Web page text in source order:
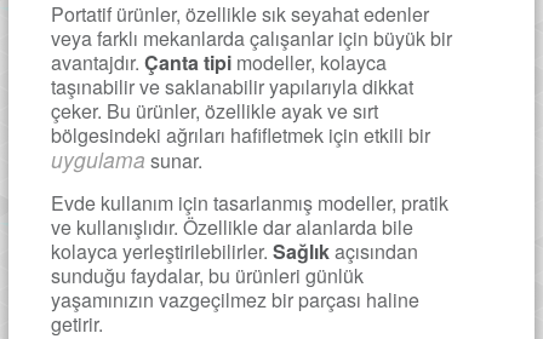
Portatif ürünler, özellikle sık seyahat edenler
veya farklı mekanlarda çalışanlar için büyük bir
avantajdır. Çanta tipimodeller, kolayca
taşınabilir ve saklanabilir yapılarıyla dikkat
çeker. Bu ürünler, özellikle ayak ve sırt
bölgesindeki ağrıları hafifletmek için etkili bir
uygulama sunar.
Evde kullanım için tasarlanmış modeller, pratik
ve kullanışlıdır. Özellikle dar alanlarda bile
kolayca yerleştirilebilirler. Sağlıkaçısından
sunduğu faydalar, bu ürünleri günlük
yaşamınızın vazgeçilmez bir parçası haline
getirir.